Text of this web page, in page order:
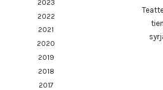
2023
2022
2021
2020
2019
2018
2017